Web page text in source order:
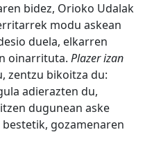
bidez, Orioko Udalak
modu askean
duela, elkarren
oinarrituta.Plazer izan
zentzu bikoitza du:
adierazten du,
dugunean aske
gozamenaren